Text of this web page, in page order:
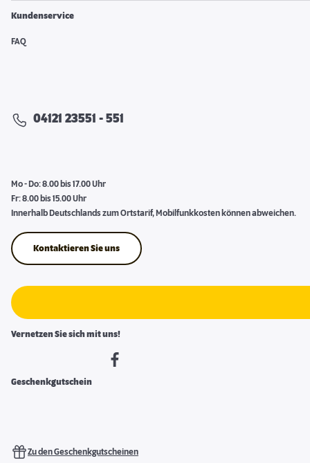
Kundenservice
FAQ
04121 23551 - 551
Mo - Do: 8.00 bis 17.00 Uhr
Fr: 8.00 bis 15.00 Uhr
Innerhalb Deutschlands zum Ortstarif, Mobilfunkkosten können abweichen.
Kontaktieren Sie uns
Vernetzen Sie sich mit uns!
Geschenkgutschein
Zu den Geschenkgutscheinen